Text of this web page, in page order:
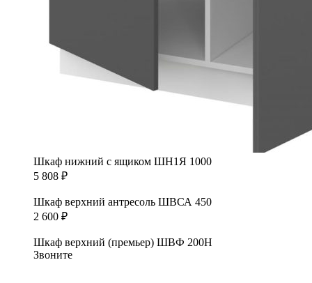
Шкаф нижний с ящиком ШН1Я 1000
5 808 ₽
Шкаф верхний антресоль ШВСА 450
2 600 ₽
Шкаф верхний (премьер) ШВФ 200Н
Звоните